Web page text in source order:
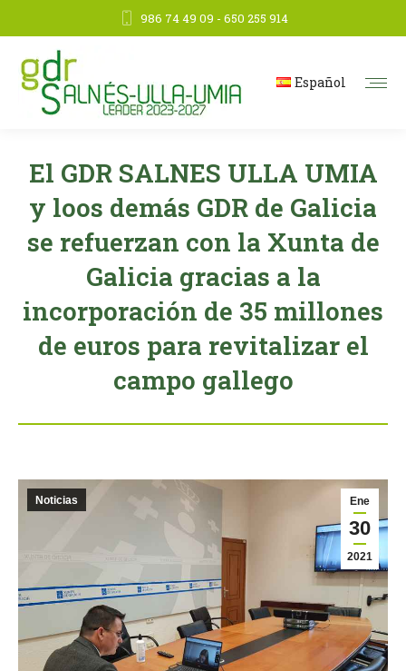
986 74 49 09 - 650 255 914
Español
El GDR SALNES ULLA UMIA
y loos demás GDR de Galicia
se refuerzan con la Xunta de
Galicia gracias a la
incorporación de 35 millones
de euros para revitalizar el
campo gallego
Ene
30
2021
Noticias